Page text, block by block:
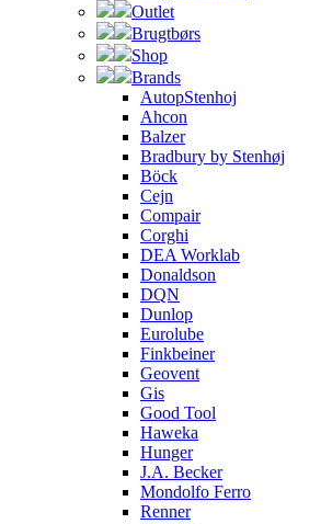
Outlet
Brugtbørs
Shop
Brands
AutopStenhoj
Ahcon
Balzer
Bradbury by Stenhøj
Böck
Cejn
Compair
Corghi
DEA Worklab
Donaldson
DQN
Dunlop
Eurolube
Finkbeiner
Geovent
Gis
Good Tool
Haweka
Hunger
J.A. Becker
Mondolfo Ferro
Renner